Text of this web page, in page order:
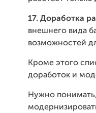
17. Доработка
внешнего вида
возможностей
Кроме этого
доработок и
Нужно